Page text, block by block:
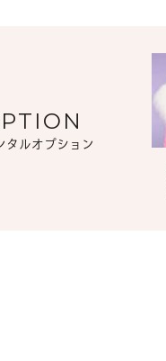
タルオプション